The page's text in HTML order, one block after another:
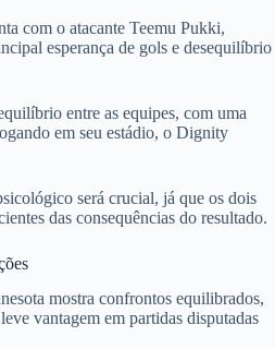
com o atacante Teemu Pukki,
esperança de gols e desequilíbrio
entre as equipes, com uma
em seu estádio, o Dignity
será crucial, já que os dois
das consequências do resultado.
mostra confrontos equilibrados,
vantagem em partidas disputadas